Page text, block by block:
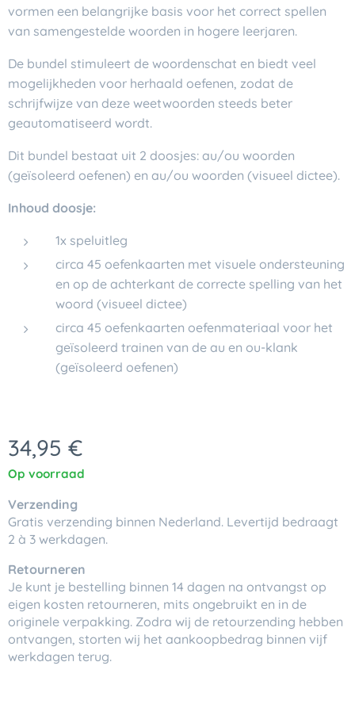
vormen een belangrijke basis voor het correct spellen
van samengestelde woorden in hogere leerjaren.
De bundel stimuleert de woordenschat en biedt veel
mogelijkheden voor herhaald oefenen, zodat de
schrijfwijze van deze weetwoorden steeds beter
geautomatiseerd wordt.
Dit bundel bestaat uit 2 doosjes: au/ou woorden
(geïsoleerd oefenen) en au/ou woorden (visueel dictee).
Inhoud doosje:
1x speluitleg
circa 45 oefenkaarten met visuele ondersteuning
en op de achterkant de correcte spelling van het
woord (visueel dictee)
circa 45 oefenkaarten oefenmateriaal voor het
geïsoleerd trainen van de au en ou-klank
(geïsoleerd oefenen)
34,95 €
Op voorraad
Verzending
Gratis verzending binnen Nederland. Levertijd bedraagt
2 à 3 werkdagen.
Retourneren
Je kunt je bestelling binnen 14 dagen na ontvangst op
eigen kosten retourneren, mits ongebruikt en in de
originele verpakking. Zodra wij de retourzending hebben
ontvangen, storten wij het aankoopbedrag binnen vijf
werkdagen terug.